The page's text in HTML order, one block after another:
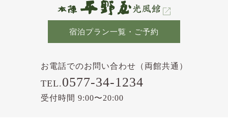
宿泊プラン一覧・ご予約
お電話でのお問い合わせ（両館共通）
TEL.0577-34-1234
受付時間 9:00〜20:00